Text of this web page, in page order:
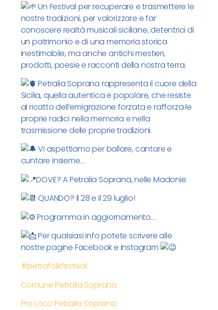
Un Festival per recuperare e trasmettere le
nostre tradizioni, per valorizzare e far
conoscere realtà musicali siciliane, detentrici di
un patrimonio e di una memoria storica
inestimabile, ma anche antichi mestieri,
prodotti, poesie e racconti della nostra terra.
Petralia Soprana rappresenta il cuore della
Sicilia, quella autentica e popolare, che resiste
al ricatto dell’emigrazione forzata e rafforza le
proprie radici nella memoria e nella
trasmissione delle proprie tradizioni.
Vi aspettiamo per ballare, cantare e
cuntare insieme…
DOVE? A Petralia Soprana, nelle Madonie
QUANDO? Il 28 e il 29 luglio!
Programma in aggiornamento…
Per qualsiasi info potete scrivere alle
nostre pagine Facebook e Instagram
#petrafolkfestival
Comune Petralia Soprana
Pro Loco Petralia Soprana